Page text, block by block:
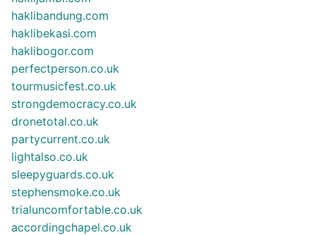
haklibandung.com
haklibekasi.com
haklibogor.com
perfectperson.co.uk
tourmusicfest.co.uk
strongdemocracy.co.uk
dronetotal.co.uk
partycurrent.co.uk
lightalso.co.uk
sleepyguards.co.uk
stephensmoke.co.uk
trialuncomfortable.co.uk
accordingchapel.co.uk